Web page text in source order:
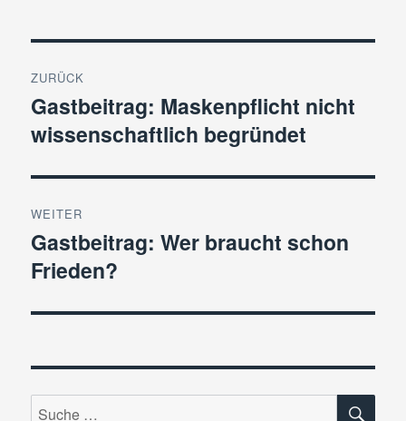
ZURÜCK
Vorheriger
Beitrag:
Gastbeitrag: Maskenpflicht nicht
wissenschaftlich begründet
WEITER
Nächster
Beitrag:
Gastbeitrag: Wer braucht schon
Frieden?
Suche